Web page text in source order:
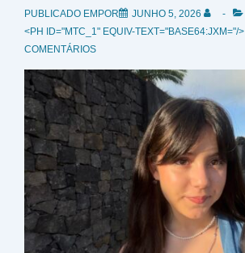
PUBLICADO EMPOR JUNHO 5, 2026
<PH ID="MTC_1" EQUIV-TEXT="BASE64:JXM="/>
COMENTÁRIOS